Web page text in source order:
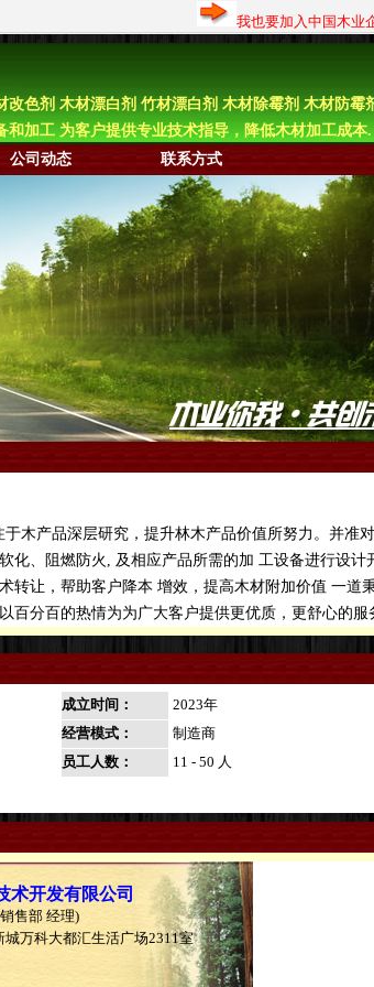
我也要加入中国木业
色剂 木材漂白剂 竹材漂白剂 木材除霉剂 木材防霉
加工 为客户提供专业技术指导，降低木材加工成本.
公司动态 联系方式
木产品深层研究，提升林木产品价值所努力。并准
、阻燃防火, 及相应产品所需的加 工设备进行设计
转让，帮助客户降本 增效，提高木材附加价值 一道
分百的热情为为广大客户提供更优质，更舒心的服
成立时间：
2023年
经营模式：
制造商
员工人数：
11 - 50 人
术开发有限公司
售部 经理)
万科大都汇生活广场2311室